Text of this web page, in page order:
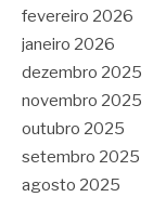
fevereiro 2026
janeiro 2026
dezembro 2025
novembro 2025
outubro 2025
setembro 2025
agosto 2025